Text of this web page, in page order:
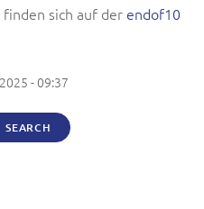
sich auf der endof10
- 09:37
SEARCH